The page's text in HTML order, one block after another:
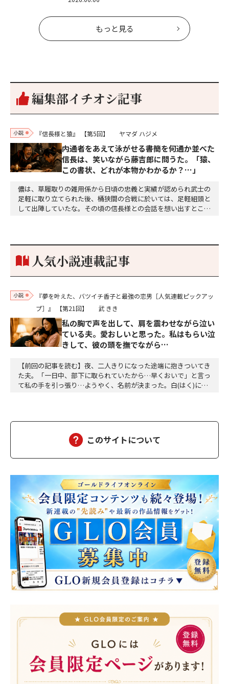
もっと見る
編集部イチオシ記事
小説 『信長様と猿』 【第5回】 ヤマダ ハジメ
内通者をあえて泳がせる――書簡を何通か並べた
信長は、笑いながら藤吉郎に問うた。「猿、
この書状、どれが本物かわかるか？…」
儂は、草履取りの雑用係から日頃の忠義と実績が認められ武士の
足軽に取り立てられた後、桶狭間の合戦に於いては、足軽組頭と
して出陣していたな。その頃の信長様との会話を想い出すとこん
り。どうして勝てたのか、未だにわかりません。…
人気小説連載記事
小説
『夢を叶えた、バツイチ香子と最強の恋男［人気連載ピックアッ
プ］』
【第21回】 武 きき
私の胸で声を出して、肩を震わせながら泣い
ている夫。愛おしいと思った。私はもらい泣
きして、彼の頭を撫でながら…
【前回の記事を読む】夜、二人きりになった途端に抱きついてき
た夫。「一日中、部下に取られていたから…早くおいで」と言っ
て私の手を引っ張り…ようやく、名前が決まった。白(はく)に決
ふふ」「母さんだって、二個食べただろう」「あら、…
このサイトについて